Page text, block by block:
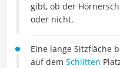
gibt, ob der
oder nicht.
Eine lange Sitzfläche
auf dem Schlitten